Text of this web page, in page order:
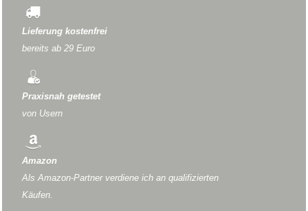
Lieferung kostenfrei
bereits ab 29 Euro
Praxisnah getestet
von Usern
Amazon
Als Amazon-Partner verdiene ich an qualifizierten
Käufen.